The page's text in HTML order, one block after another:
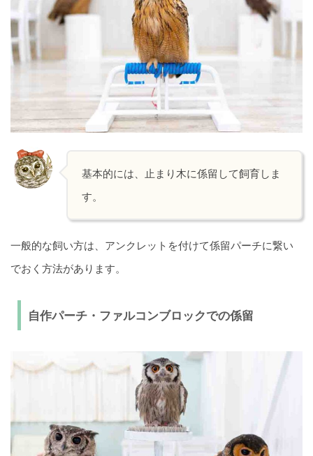
基本的には、止まり木に係留して飼育しま
す。
一般的な飼い方は、アンクレットを付けて係留パーチに繋い
でおく方法があります。
自作パーチ・ファルコンブロックでの係留